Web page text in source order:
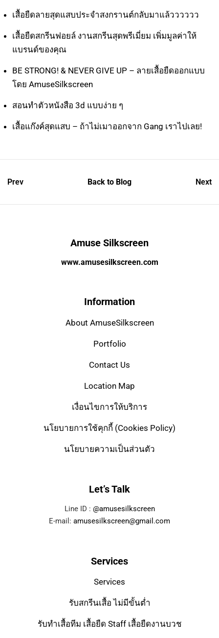
เสื้อยืดลายสุดแสบประจำสงกรานต์กลับมาแล้วววววว
เสื้อยืดสกรีนฟอยล์ งานสกรีนสุดพรีเมี่ยม เพิ่มมูลค่าให้
แบรนด์ของคุณ
BE STRONG! & NEVER GIVE UP – ลายเสื้อยืดออกแบบ
โดย AmuseSilkscreen
สอนทำตัวหนังสือ 3d แบบง่าย ๆ
เสื้อแก๊งค์สุดแสบ – ถ้าไม่เมาออกจาก Gang เราไปเลย!
Prev Back to Blog Next
Amuse Silkscreen
www.amusesilkscreen.com
Information
About AmuseSilkscreen
Portfolio
Contact Us
Location Map
เงื่อนไขการให้บริการ
นโยบายการใช้คุกกี้ (Cookies Policy)
นโยบายความเป็นส่วนตัว
Let’s Talk
Line ID : @amusesilkscreen
E-mail: amusesilkscreen@gmail.com
Services
Services
รับสกรีนเสื้อ ไม่มีขั้นต่ำ
รับทำเสื้อทีม เสื้อยืด Staff เสื้อยืดงานบวช